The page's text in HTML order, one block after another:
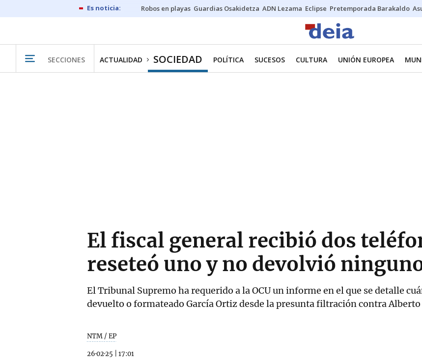
Robos en playas Guardias Osakidetza ADN Lezama Eclipse Pretemporada Barakaldo
SECCIONES ACTUALIDAD SOCIEDAD POLÍTICA SUCESOS CULTURA UNIÓN EUROPEA
El fiscal general recibió dos
reseteó uno y no devolvió
El Tribunal Supremo ha requerido a la OCU un informe en el que se detalle
devuelto o formateado García Ortiz desde la presunta filtración contra
NTM / EP
26·02·25 17:01